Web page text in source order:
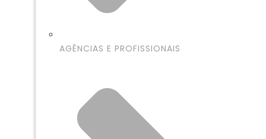
AGÊNCIAS E PROFISSIONAIS